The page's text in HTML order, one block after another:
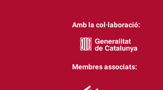
Amb la col·laboració:
Membres associats: